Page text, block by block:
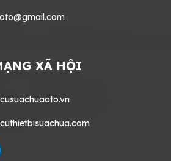
XÃ HỘI